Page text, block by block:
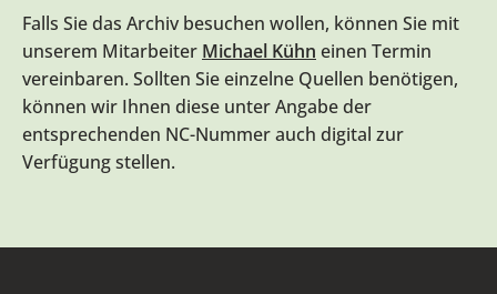
Falls Sie das Archiv besuchen wollen, können Sie mit
unserem Mitarbeiter Michael Kühn einen Termin
vereinbaren. Sollten Sie einzelne Quellen benötigen,
können wir Ihnen diese unter Angabe der
entsprechenden NC-Nummer auch digital zur
Verfügung stellen.